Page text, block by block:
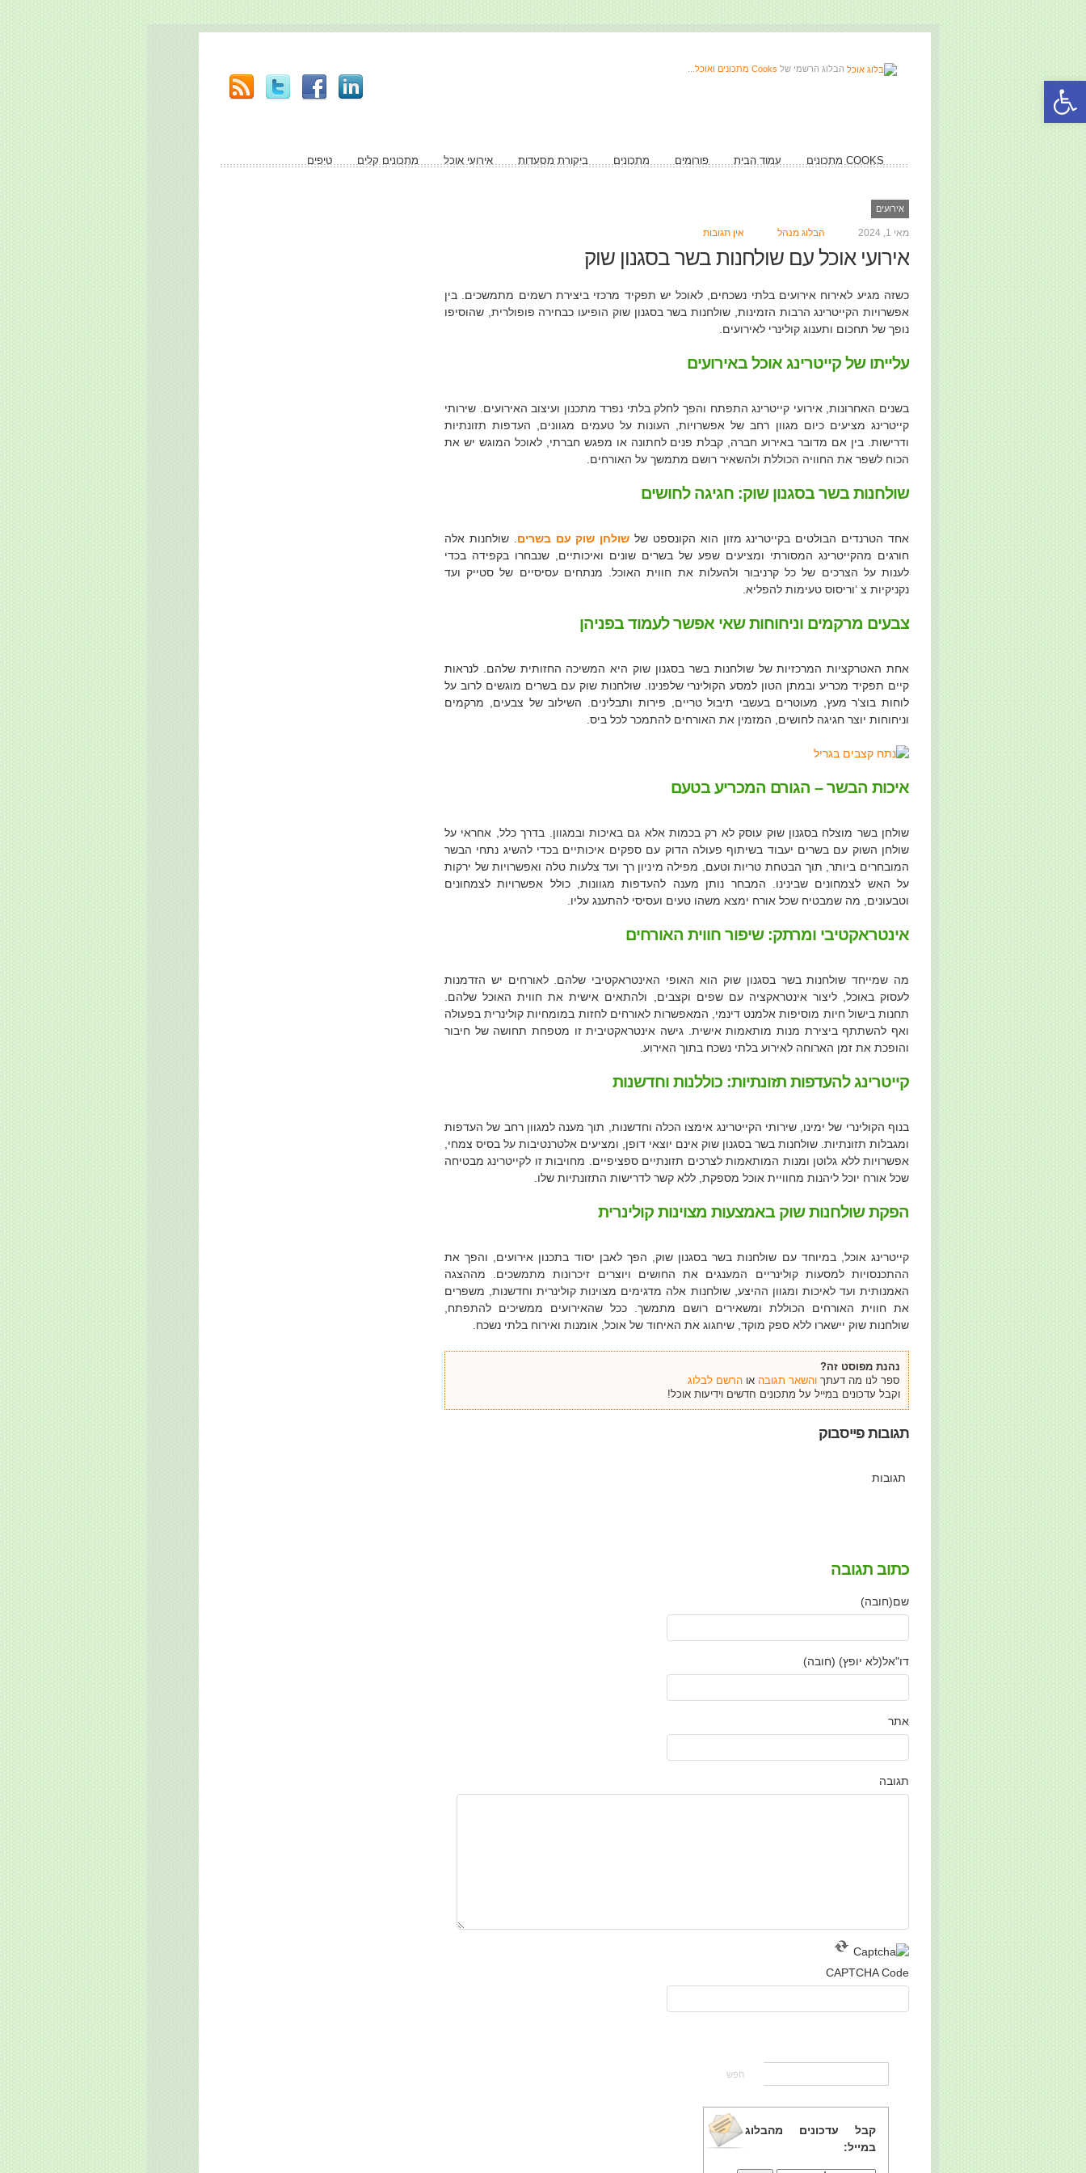
פתח סרגל נגישות
הבלוג הרשמי של Cooks מתכונים ואוכל
COOKS מתכונים עמוד הבית פורומים מתכונים ביקורת מסעדות אירועי אוכל מתכונים קלים טיפים
אירועים
מאי 1, 2024 הבלוג מנהל אין תגובות
אירועי אוכל עם שולחנות בשר בסגנון שוק
כשזה מגיע לאירוח אירועים בלתי נשכחים, לאוכל יש תפקיד מרכזי ביצירת רשמים מתמשכים. בין
אפשרויות הקייטרינג הרבות הזמינות, שולחנות בשר בסגנון שוק הופיעו כבחירה פופולרית, שהוסיפו
נופך של תחכום ותענוג קולינרי לאירועים.
עלייתו של קייטרינג אוכל באירועים
בשנים האחרונות, אירועי קייטרינג התפתח והפך לחלק בלתי נפרד מתכנון ועיצוב האירועים. שירותי
קייטרינג מציעים כיום מגוון רחב של אפשרויות, העונות על טעמים מגוונים, העדפות תזונתיות
ודרישות. בין אם מדובר באירוע חברה, קבלת פנים לחתונה או מפגש חברתי, לאוכל המוגש יש את
הכוח לשפר את החוויה הכוללת ולהשאיר רושם מתמשך על האורחים.
שולחנות בשר בסגנון שוק: חגיגה לחושים
אחד הטרנדים הבולטים בקייטרינג מזון הוא הקונספט של שולחן שוק עם בשרים . שולחנות אלה
חורגים מהקייטרינג המסורתי ומציעים שפע של בשרים שונים ואיכותיים, שנבחרו בקפידה בכדי
לענות על הצרכים של כל קרניבור ולהעלות את חווית האוכל. מנתחים עסיסיים של סטייק ועד
נקניקיות צ ‘וריסוס טעימות להפליא.
צבעים מרקמים וניחוחות שאי אפשר לעמוד בפניהן
אחת האטרקציות המרכזיות של שולחנות בשר בסגנון שוק היא המשיכה החזותית שלהם. לנראות
קיים תפקיד מכריע ובמתן הטון למסע הקולינרי שלפנינו. שולחנות שוק עם בשרים מוגשים לרוב על
לוחות בוצ’ר מעץ, מעוטרים בעשבי תיבול טריים, פירות ותבלינים. השילוב של צבעים, מרקמים
וניחוחות יוצר חגיגה לחושים, המזמין את האורחים להתמכר לכל ביס.
איכות הבשר – הגורם המכריע בטעם
שולחן בשר מוצלח בסגנון שוק עוסק לא רק בכמות אלא גם באיכות ובמגוון. בדרך כלל, אחראי על
שולחן השוק עם בשרים יעבוד בשיתוף פעולה הדוק עם ספקים איכותיים בכדי להשיג נתחי הבשר
המובחרים ביותר, תוך הבטחת טריות וטעם, מפילה מיניון רך ועד צלעות טלה ואפשרויות של ירקות
על האש לצמחונים שבינינו. המבחר נותן מענה להעדפות מגוונות, כולל אפשרויות לצמחונים
וטבעונים, מה שמבטיח שכל אורח ימצא משהו טעים ועסיסי להתענג עליו.
אינטראקטיבי ומרתק: שיפור חווית האורחים
מה שמייחד שולחנות בשר בסגנון שוק הוא האופי האינטראקטיבי שלהם. לאורחים יש הזדמנות
לעסוק באוכל, ליצור אינטראקציה עם שפים וקצבים, ולהתאים אישית את חווית האוכל שלהם.
תחנות בישול חיות מוסיפות אלמנט דינמי, המאפשרות לאורחים לחזות במומחיות קולינרית בפעולה
ואף להשתתף ביצירת מנות מותאמות אישית. גישה אינטראקטיבית זו מטפחת תחושה של חיבור
והופכת את זמן הארוחה לאירוע בלתי נשכח בתוך האירוע.
קייטרינג להעדפות תזונתיות: כוללנות וחדשנות
בנוף הקולינרי של ימינו, שירותי הקייטרינג אימצו הכלה וחדשנות, תוך מענה למגוון רחב של העדפות
ומגבלות תזונתיות. שולחנות בשר בסגנון שוק אינם יוצאי דופן, ומציעים אלטרנטיבות על בסיס צמחי,
אפשרויות ללא גלוטן ומנות המותאמות לצרכים תזונתיים ספציפיים. מחויבות זו לקייטרינג מבטיחה
שכל אורח יוכל ליהנות מחוויית אוכל מספקת, ללא קשר לדרישות התזונתיות שלו.
הפקת שולחנות שוק באמצעות מצוינות קולינרית
קייטרינג אוכל, במיוחד עם שולחנות בשר בסגנון שוק, הפך לאבן יסוד בתכנון אירועים, והפך את
ההתכנסויות למסעות קולינריים המענגים את החושים ויוצרים זיכרונות מתמשכים. מההצגה
האמנותית ועד לאיכות ומגוון ההיצע, שולחנות אלה מדגימים מצוינות קולינרית וחדשנות, משפרים
את חווית האורחים הכוללת ומשאירים רושם מתמשך. ככל שהאירועים ממשיכים להתפתח,
שולחנות שוק יישארו ללא ספק מוקד, שיחגוג את האיחוד של אוכל, אומנות ואירוח בלתי נשכח.
נהנת מפוסט זה?
ספר לנו מה דעתך והשאר תגובה או הרשם לבלוג
וקבל עדכונים במייל על מתכונים חדשים וידיעות אוכל!
תגובות פייסבוק
תגובות
כתוב תגובה
שם(חובה)
דו"אל(לא יופץ) (חובה)
אתר
תגובה
CAPTCHA Code
קבל עדכונים מהבלוג
במייל: